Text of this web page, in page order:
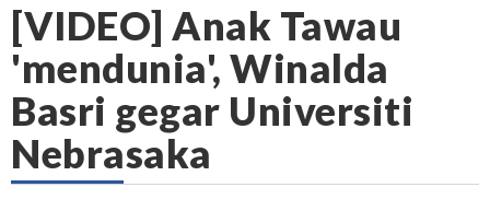
[VIDEO] Anak Tawau
'mendunia', Winalda
Basri gegar Universiti
Nebrasaka